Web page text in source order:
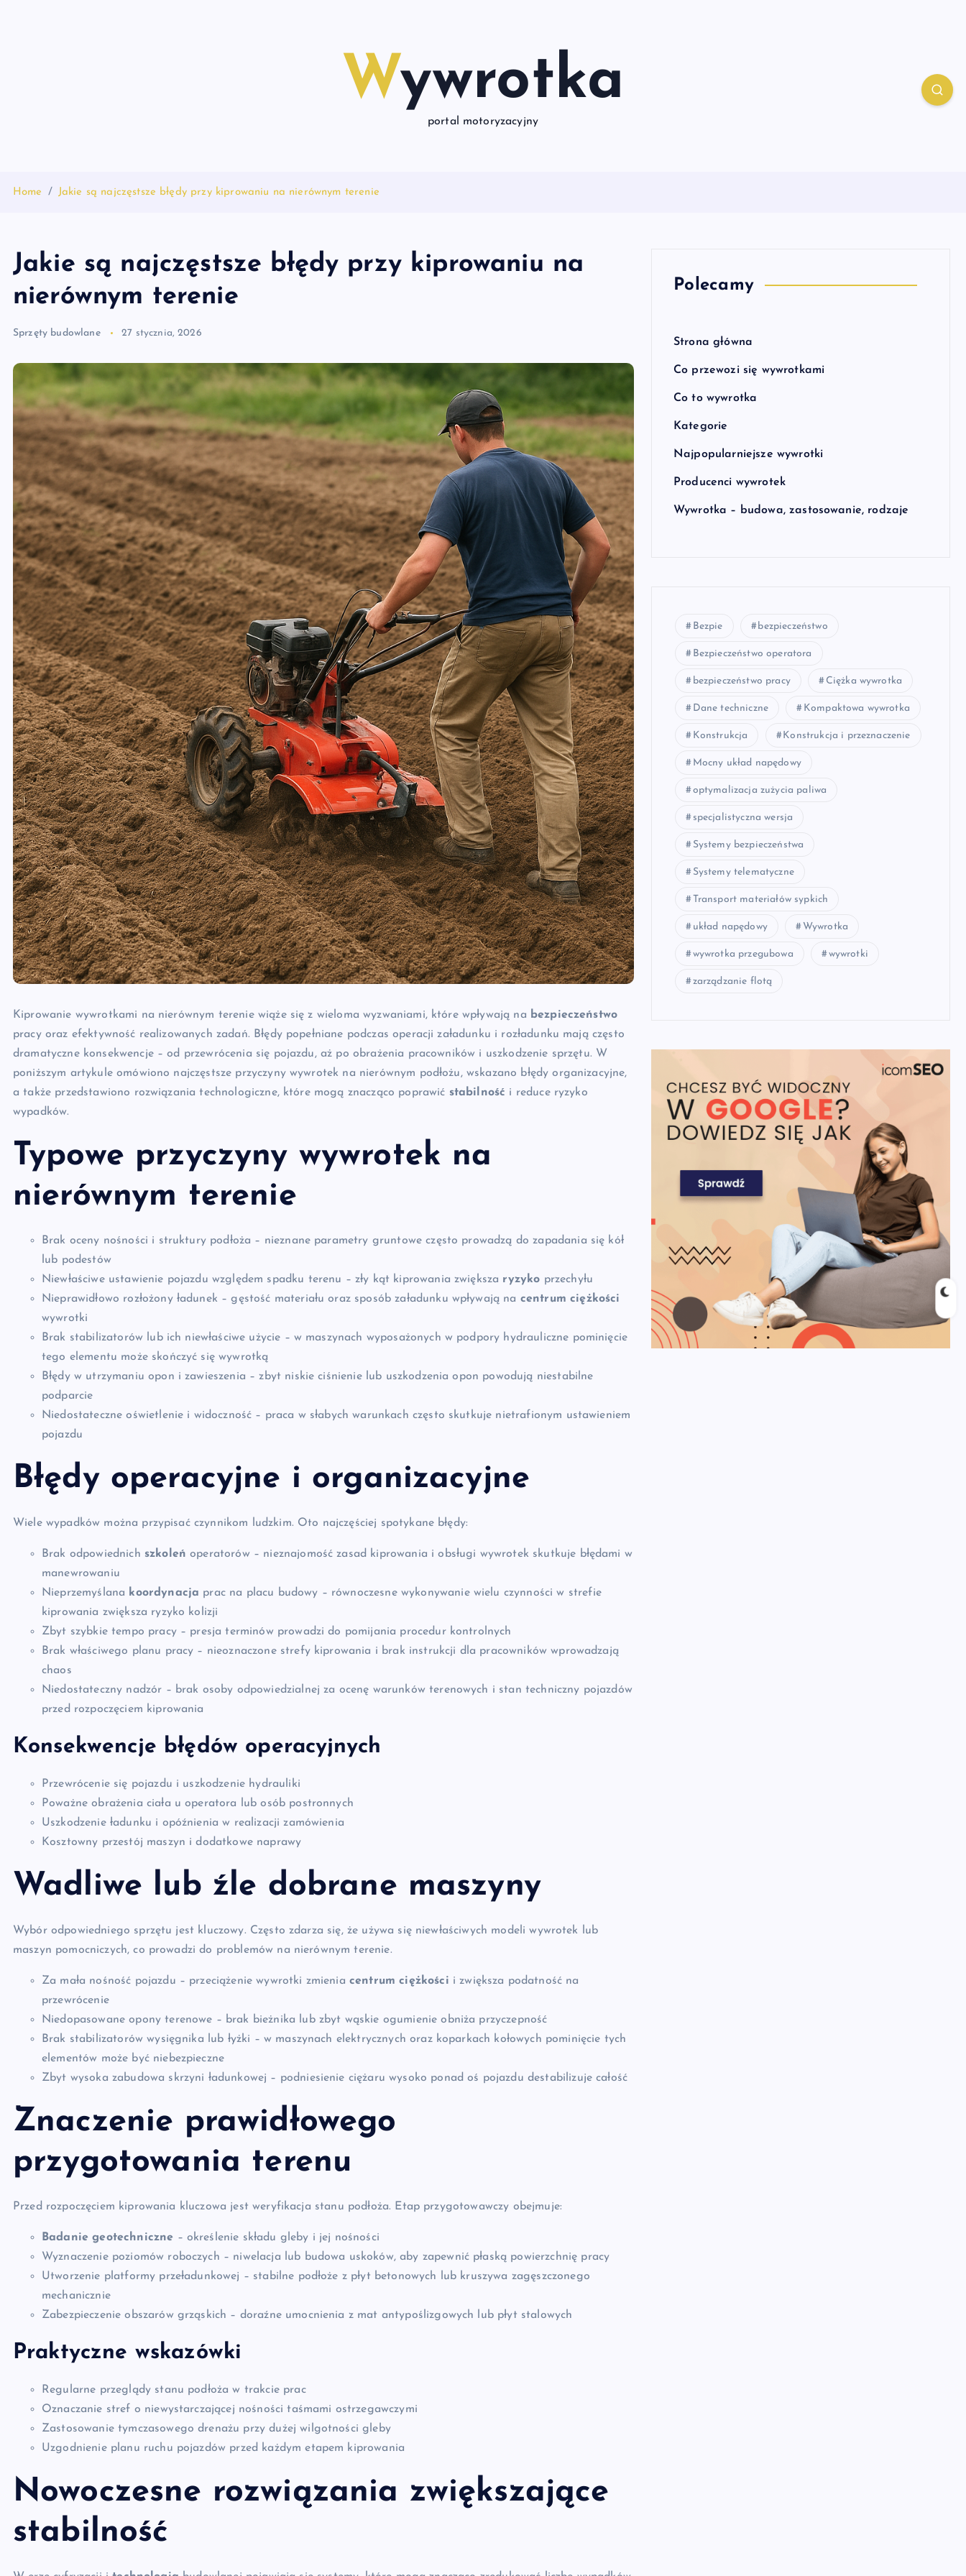
Wywrotka
portal motoryzacyjny
Home Jakie są najczęstsze błędy przy kiprowaniu na nierównym terenie
Jakie są najczęstsze błędy przy kiprowaniu na
nierównym terenie
Sprzęty budowlane 27 stycznia, 2026
Kiprowanie wywrotkami na nierównym terenie wiąże się z wieloma wyzwaniami, które wpływają na bezpieczeństwo
pracy oraz efektywność realizowanych zadań. Błędy popełniane podczas operacji załadunku i rozładunku mają często
dramatyczne konsekwencje – od przewrócenia się pojazdu, aż po obrażenia pracowników i uszkodzenie sprzętu. W
poniższym artykule omówiono najczęstsze przyczyny wywrotek na nierównym podłożu, wskazano błędy organizacyjne,
a także przedstawiono rozwiązania technologiczne, które mogą znacząco poprawić stabilność i reduce ryzyko
wypadków.
Typowe przyczyny wywrotek na
nierównym terenie
Brak oceny nośności i struktury podłoża – nieznane parametry gruntowe często prowadzą do zapadania się kół
lub podestów
Niewłaściwe ustawienie pojazdu względem spadku terenu – zły kąt kiprowania zwiększa ryzyko przechyłu
Nieprawidłowo rozłożony ładunek – gęstość materiału oraz sposób załadunku wpływają na centrum ciężkości
wywrotki
Brak stabilizatorów lub ich niewłaściwe użycie – w maszynach wyposażonych w podpory hydrauliczne pominięcie
tego elementu może skończyć się wywrotką
Błędy w utrzymaniu opon i zawieszenia – zbyt niskie ciśnienie lub uszkodzenia opon powodują niestabilne
podparcie
Niedostateczne oświetlenie i widoczność – praca w słabych warunkach często skutkuje nietrafionym ustawieniem
pojazdu
Błędy operacyjne i organizacyjne
Wiele wypadków można przypisać czynnikom ludzkim. Oto najczęściej spotykane błędy:
Brak odpowiednich szkoleń operatorów – nieznajomość zasad kiprowania i obsługi wywrotek skutkuje błędami w
manewrowaniu
Nieprzemyślana koordynacja prac na placu budowy – równoczesne wykonywanie wielu czynności w strefie
kiprowania zwiększa ryzyko kolizji
Zbyt szybkie tempo pracy – presja terminów prowadzi do pomijania procedur kontrolnych
Brak właściwego planu pracy – nieoznaczone strefy kiprowania i brak instrukcji dla pracowników wprowadzają
chaos
Niedostateczny nadzór – brak osoby odpowiedzialnej za ocenę warunków terenowych i stan techniczny pojazdów
przed rozpoczęciem kiprowania
Konsekwencje błędów operacyjnych
Przewrócenie się pojazdu i uszkodzenie hydrauliki
Poważne obrażenia ciała u operatora lub osób postronnych
Uszkodzenie ładunku i opóźnienia w realizacji zamówienia
Kosztowny przestój maszyn i dodatkowe naprawy
Wadliwe lub źle dobrane maszyny
Wybór odpowiedniego sprzętu jest kluczowy. Często zdarza się, że używa się niewłaściwych modeli wywrotek lub
maszyn pomocniczych, co prowadzi do problemów na nierównym terenie.
Za mała nośność pojazdu – przeciążenie wywrotki zmienia centrum ciężkości i zwiększa podatność na
przewrócenie
Niedopasowane opony terenowe – brak bieżnika lub zbyt wąskie ogumienie obniża przyczepność
Brak stabilizatorów wysięgnika lub łyżki – w maszynach elektrycznych oraz koparkach kołowych pominięcie tych
elementów może być niebezpieczne
Zbyt wysoka zabudowa skrzyni ładunkowej – podniesienie ciężaru wysoko ponad oś pojazdu destabilizuje całość
Znaczenie prawidłowego
przygotowania terenu
Przed rozpoczęciem kiprowania kluczowa jest weryfikacja stanu podłoża. Etap przygotowawczy obejmuje:
Badanie geotechniczne – określenie składu gleby i jej nośności
Wyznaczenie poziomów roboczych – niwelacja lub budowa uskoków, aby zapewnić płaską powierzchnię pracy
Utworzenie platformy przeładunkowej – stabilne podłoże z płyt betonowych lub kruszywa zagęszczonego
mechanicznie
Zabezpieczenie obszarów grząskich – doraźne umocnienia z mat antypoślizgowych lub płyt stalowych
Praktyczne wskazówki
Regularne przeglądy stanu podłoża w trakcie prac
Oznaczanie stref o niewystarczającej nośności taśmami ostrzegawczymi
Zastosowanie tymczasowego drenażu przy dużej wilgotności gleby
Uzgodnienie planu ruchu pojazdów przed każdym etapem kiprowania
Nowoczesne rozwiązania zwiększające
stabilność
Polecamy
Strona główna
Co przewozi się wywrotkami
Co to wywrotka
Kategorie
Najpopularniejsze wywrotki
Producenci wywrotek
Wywrotka – budowa, zastosowanie, rodzaje
Bezpie bezpieczeństwo
Bezpieczeństwo operatora
bezpieczeństwo pracy Ciężka wywrotka
Dane techniczne Kompaktowa wywrotka
Konstrukcja Konstrukcja i przeznaczenie
Mocny układ napędowy
optymalizacja zużycia paliwa
specjalistyczna wersja
Systemy bezpieczeństwa
Systemy telematyczne
Transport materiałów sypkich
układ napędowy Wywrotka
wywrotka przegubowa wywrotki
zarządzanie flotą